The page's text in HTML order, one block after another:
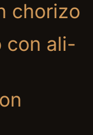
chorizo
con ali-